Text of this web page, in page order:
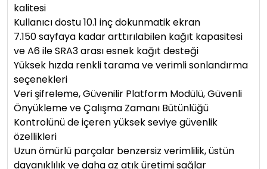
kalitesi
Kullanıcı dostu 10.1 inç dokunmatik ekran
7.150 sayfaya kadar arttırılabilen kağıt kapasitesi
ve A6 ile SRA3 arası esnek kağıt desteği
Yüksek hızda renkli tarama ve verimli sonlandırma
seçenekleri
Veri şifreleme, Güvenilir Platform Modülü, Güvenli
Önyükleme ve Çalışma Zamanı Bütünlüğü
Kontrolünü de içeren yüksek seviye güvenlik
özellikleri
Uzun ömürlü parçalar benzersiz verimlilik, üstün
dayanıklılık ve daha az atık üretimi sağlar